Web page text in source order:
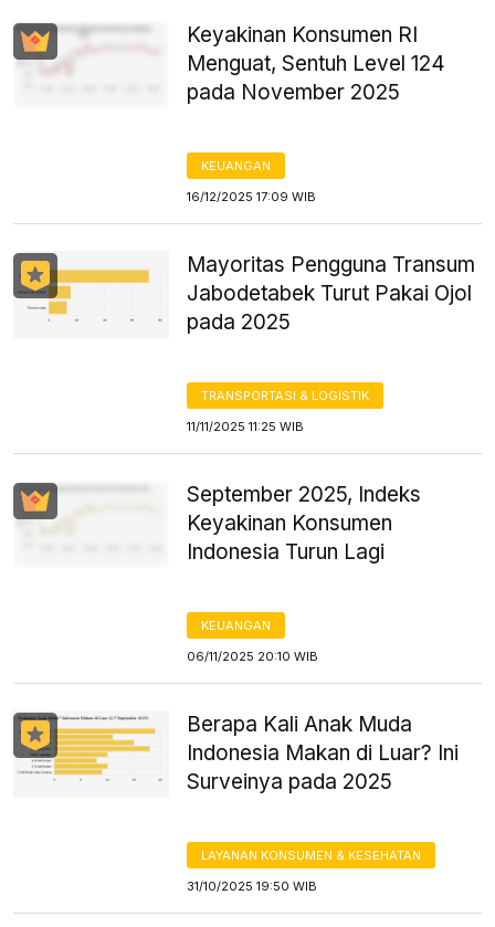
Keyakinan Konsumen RI
Menguat, Sentuh Level 124
pada November 2025
KEUANGAN
16/12/2025 17:09 WIB
Mayoritas Pengguna Transum
Jabodetabek Turut Pakai Ojol
pada 2025
TRANSPORTASI & LOGISTIK
11/11/2025 11:25 WIB
September 2025, Indeks
Keyakinan Konsumen
Indonesia Turun Lagi
KEUANGAN
06/11/2025 20:10 WIB
Berapa Kali Anak Muda
Indonesia Makan di Luar? Ini
Surveinya pada 2025
LAYANAN KONSUMEN & KESEHATAN
31/10/2025 19:50 WIB